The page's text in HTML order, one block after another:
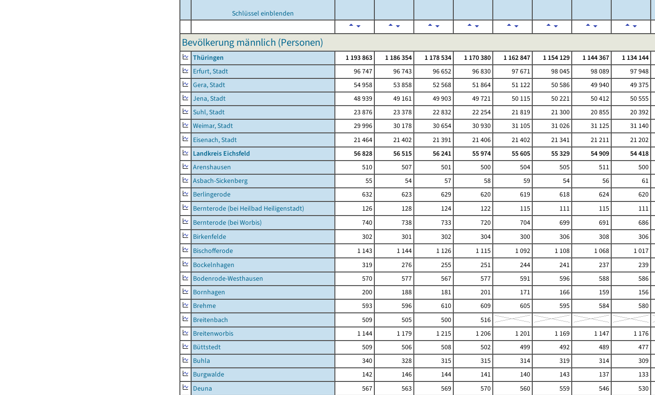
Schlüssel einblenden
Bevölkerung männlich (Personen)
Thüringen 1 193 863 1 186 354 1 178 534 1 170 380 1 162 847 1 154 129 1 144 367
1 134 144
Erfurt, Stadt
96 747 96 743 96 652 96 830 97 671 98 045 98 089
97 948
Gera, Stadt
54 958 53 858 52 568 51 864 51 122 50 586 49 940
49 375
Jena, Stadt
48 939 49 161 49 903 49 721 50 115 50 221 50 412
50 555
Suhl, Stadt
23 876 23 378 22 832 22 254 21 819 21 300 20 855
20 392
Weimar, Stadt
29 996 30 178 30 654 30 930 31 105 31 026 31 125
31 140
Eisenach, Stadt
21 464 21 402 21 391 21 406 21 402 21 341 21 211
21 202
Landkreis Eichsfeld
56 828 56 515 56 241 55 974 55 605 55 329 54 909
54 418
Arenshausen
510 507 501 500 504 505 511
500
Asbach-Sickenberg
55 54 57 58 59 54 56
61
Berlingerode
632 623 629 620 619 618 624
620
Bernterode (bei Heilbad Heiligenstadt)
126 128 124 122 115 111 115
111
Bernterode (bei Worbis)
740 738 733 720 704 699 691
686
Birkenfelde
302 301 302 304 300 306 308
306
Bischofferode
1 143 1 144 1 126 1 115 1 092 1 108 1 068
1 017
Bockelnhagen
319 276 255 251 244 241 237
239
Bodenrode-Westhausen
570 577 567 577 591 596 588
586
Bornhagen
200 188 181 201 171 166 159
156
Brehme
593 596 610 609 605 595 584
580
Breitenbach
509 505 500
516
Breitenworbis
1 144 1 179 1 215 1 206 1 201 1 169 1 147
1 176
Büttstedt
509 506 508 502 499 492 489
477
Buhla
340 328 315 315 314 319 314
309
Burgwalde
142 146 144 141 140 143 137
133
Deuna
567 563 569 570 560 559 546
530